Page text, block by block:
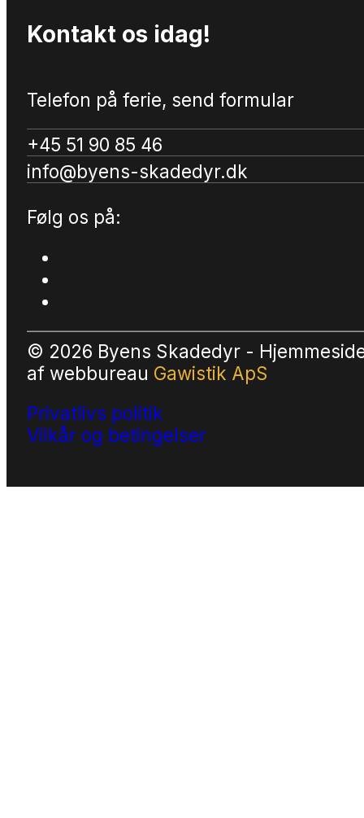
Kontakt os idag!
Telefon på ferie, send formular
+45 51 90 85 46
info@byens-skadedyr.dk
Følg os på:
© 2026 Byens Skadedyr -
af webbureau Gawistik ApS
Privatlivs politik
Vilkår og betingelser